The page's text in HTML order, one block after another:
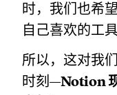
时，我们也希
自己喜欢的工具
所以，这对我
时刻—Notion